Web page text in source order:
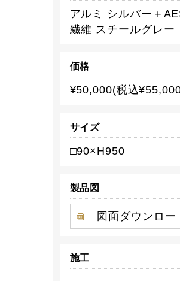
アルミ シルバー＋
繊維 スチールグレー
価格
¥50,000(税込
サイズ
□90×H950
製品図
図面ダウンロー
施工